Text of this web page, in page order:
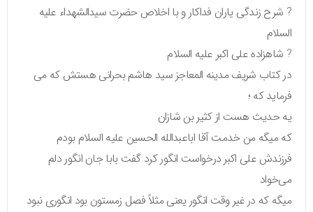
? شرح زندگی یاران فداکار و با اخلاص حضرت سیدالشهداء علیه
السلام
? شاهزاده علی اکبر علیه السلام
در کتاب شریف مدینه المعاجز سید هاشم بحرانی هستش که می
فرماید که ؛
یه حدیث هست از کثیر بن شازان
که میگه من خدمت آقا اباعبدالله الحسین علیه السلام بودم
فرزندش علی اکبر درخواست انگور کرد گفت بابا جان انگور دلم
می‌خواد
میگه که در غیر وقت انگور یعنی مثلاً فصل زمستون بود انگوری نبود